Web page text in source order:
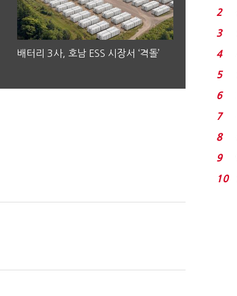
배터리 3사, 호남 ESS 시장서 ‘격돌’
2
3
4
5
6
7
8
9
10